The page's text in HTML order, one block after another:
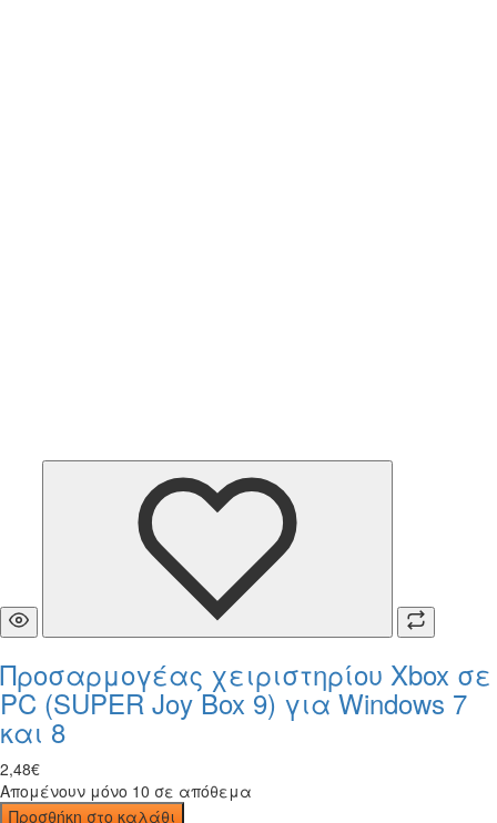
Προσαρμογέας χειριστηρίου Xbox σε
PC (SUPER Joy Box 9) για Windows 7
και 8
2,48€
Απομένουν μόνο 10 σε απόθεμα
Προσθήκη στο καλάθι